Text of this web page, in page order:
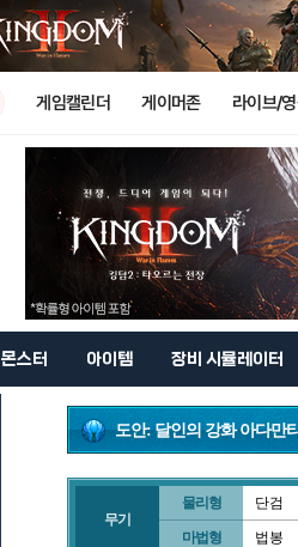
게임캘린더 게이머존 라이브/
몬스터 아이템 장비 시뮬레이터
도안: 달인의 강화 아다만
무기
물리형 단검
마법형 법봉